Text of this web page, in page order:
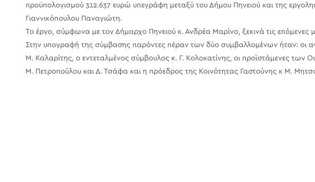
προϋπολογισμού 312.637 ευρώ υπεγράφη μεταξύ του Δήμου Πηνειού και της
Γιαννικόπουλου Παναγιώτη.
Το έργο, σύμφωνα με τον Δήμαρχο Πηνειού κ. Ανδρέα Μαρίνο, ξεκινά τις επόμενες
Στην υπογραφή της σύμβασης παρόντες πέραν των δύο συμβαλλομένων ήταν: οι
Μ. Καλαρίτης, ο εντεταλμένος σύμβουλος κ. Γ. Κολοκατίνης, οι προϊστάμενες των
Μ. Πετροπούλου και Δ. Τσάφα και η πρόεδρος της Κοινότητας Γαστούνης κ Μ.